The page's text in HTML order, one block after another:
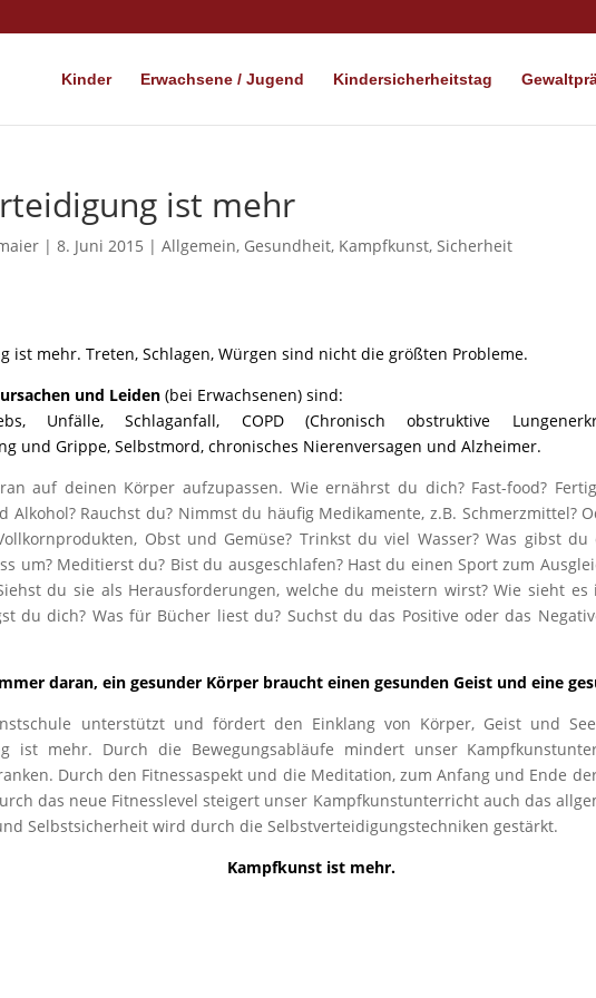
Kinder Erwachsene / Jugend Kindersicherheitstag
ist mehr
|8. Juni 2015 |Allgemein, Gesundheit, Kampfkunst,Sicherheit
ist mehr.Treten, Schlagen, Würgen sind nicht die größten Probleme.
und Leiden (bei Erwachsenen) sind:
Unfälle, Schlaganfall, COPD (Chronisch obstruktive
und Grippe, Selbstmord, chronisches Nierenversagen und Alzheimer.
auf deinen Körper aufzupassen. Wie ernährst du dich? Fast-food?
Alkohol? Rauchst du? Nimmst du häufig Medikamente, z.B. Schmerzmittel?
Obst und Gemüse? Trinkst du viel Wasser? Was gibst du
um? Meditierst du? Bist du ausgeschlafen? Hast du einen Sport zum
du sie als Herausforderungen, welche du meistern wirst? Wie sieht es
du dich? Was für Bücher liest du? Suchst du das Positive oder das
daran, ein gesunder Körper braucht einen gesunden Geist und eine
unterstützt und fördert den Einklang von Körper, Geist und
ist mehr. Durch die Bewegungsabläufe mindert unser
Durch den Fitnessaspekt und die Meditation, zum Anfang und Ende
das neue Fitnesslevel steigert unser Kampfkunstunterricht auch das
Selbstsicherheit wird durch die Selbstverteidigungstechniken gestärkt.
Kampfkunst ist mehr.